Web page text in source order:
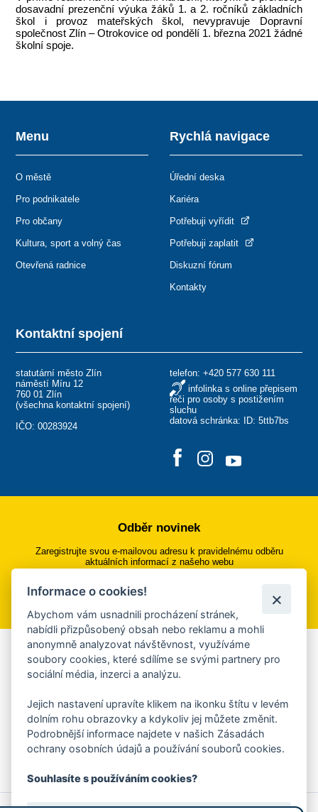
dosavadní prezenční výuka žáků 1. a 2. ročníků základních
škol i provoz mateřských škol, nevypravuje Dopravní
společnost Zlín – Otrokovice od pondělí 1. března 2021 žádné
školní spoje.
Kontaktní spojení
statutární město Zlín
náměstí Míru 12
760 01 Zlín
(všechna kontaktní spojení)
IČO: 00283924
telefon: +420 577 630 111
infolinka s online přepisem
řeči pro osoby s postižením
sluchu
datová schránka: ID: 5ttb7bs
Menu
O městě
Pro podnikatele
Pro občany
Kultura, sport a volný čas
Otevřená radnice
Rychlá navigace
Úřední deska
Kariéra
Potřebuji vyřídit
Potřebuji zaplatit
Diskuzní fórum
Kontakty
Odběr novinek
Zaregistrujte svou e-mailovou adresu k pravidelnému odběru
aktuálních informací z našeho webu
Přihlásit se k odběru
Aplikace Mobilní rozhlas
Chcete dostávat do svého mobilu či mailu upozornění na
ankety, pozvánky na kulturní a sportovní akce?
Více informací o aplikaci
© 2026 Magistrát města Zlína Prohlášení o používání cookies
Informace o cookies!
Abychom vám usnadnili procházení stránek,
nabídli přizpůsobený obsah nebo reklamu a mohli
anonymně analyzovat návštěvnost, využíváme
soubory cookies, které sdílíme se svými partnery pro
sociální média, inzerci a analýzu.
Jejich nastavení upravíte klikem na ikonku štítu v levém
dolním rohu obrazovky a kdykoliv jej můžete změnit.
Podrobnější informace najdete v našich Zásadách
ochrany osobních údajů a používání souborů cookies.
Souhlasíte s používáním cookies?